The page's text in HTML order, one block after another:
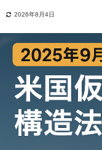
2026年8月4日